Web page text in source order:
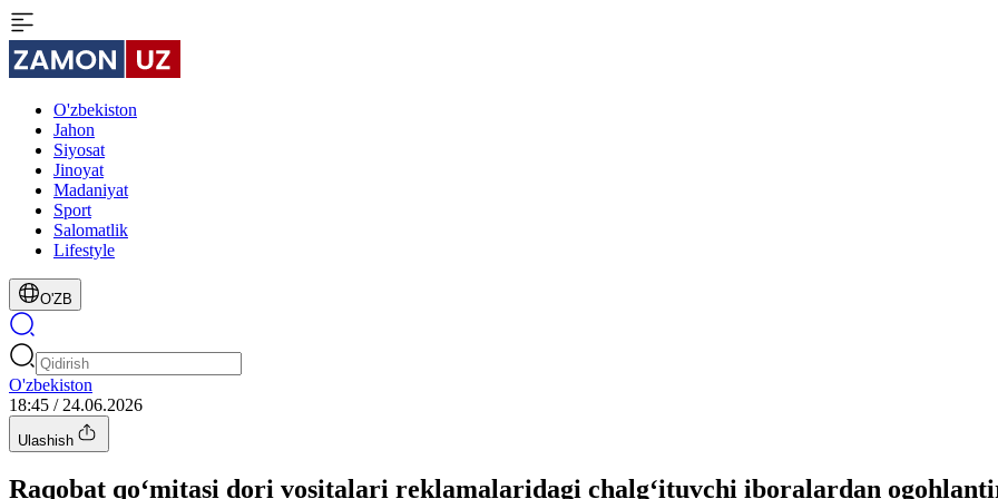
O'zbekiston
Jahon
Siyosat
Jinoyat
Madaniyat
Sport
Salomatlik
Lifestyle
O'ZB
O'zbekiston
18:45 / 24.06.2026
Ulashish
Raqobat qo‘mitasi dori vositalari reklamalaridagi chalg‘ituvchi iboralardan